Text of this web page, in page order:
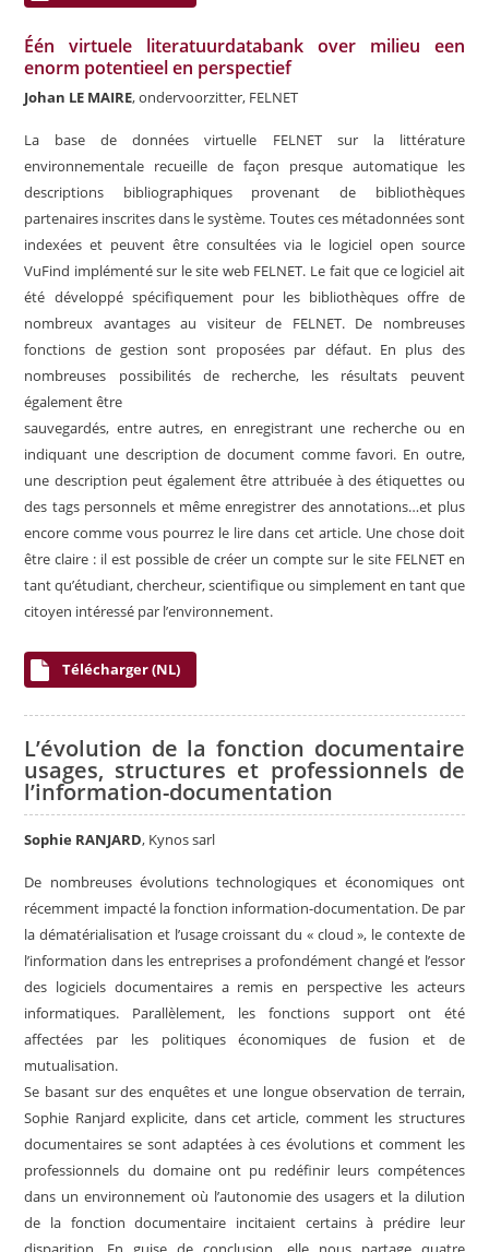
Één virtuele literatuurdatabank over milieu een
enorm potentieel en perspectief
Johan LE MAIRE, ondervoorzitter, FELNET
La base de données virtuelle FELNET sur la littérature
environnementale recueille de façon presque automatique les
descriptions bibliographiques provenant de bibliothèques
partenaires inscrites dans le système. Toutes ces métadonnées sont
indexées et peuvent être consultées via le logiciel open source
VuFind implémenté sur le site web FELNET. Le fait que ce logiciel ait
été développé spécifiquement pour les bibliothèques offre de
nombreux avantages au visiteur de FELNET. De nombreuses
fonctions de gestion sont proposées par défaut. En plus des
nombreuses possibilités de recherche, les résultats peuvent
également être
sauvegardés, entre autres, en enregistrant une recherche ou en
indiquant une description de document comme favori. En outre,
une description peut également être attribuée à des étiquettes ou
des tags personnels et même enregistrer des annotations…et plus
encore comme vous pourrez le lire dans cet article. Une chose doit
être claire : il est possible de créer un compte sur le site FELNET en
tant qu’étudiant, chercheur, scientifique ou simplement en tant que
citoyen intéressé par l’environnement.
Télécharger (NL)
L’évolution de la fonction documentaire
usages, structures et professionnels de
l’information-documentation
Sophie RANJARD, Kynos sarl
De nombreuses évolutions technologiques et économiques ont
récemment impacté la fonction information-documentation. De par
la dématérialisation et l’usage croissant du « cloud », le contexte de
l’information dans les entreprises a profondément changé et l’essor
des logiciels documentaires a remis en perspective les acteurs
informatiques. Parallèlement, les fonctions support ont été
affectées par les politiques économiques de fusion et de
mutualisation.
Se basant sur des enquêtes et une longue observation de terrain,
Sophie Ranjard explicite, dans cet article, comment les structures
documentaires se sont adaptées à ces évolutions et comment les
professionnels du domaine ont pu redéfinir leurs compétences
dans un environnement où l’autonomie des usagers et la dilution
de la fonction documentaire incitaient certains à prédire leur